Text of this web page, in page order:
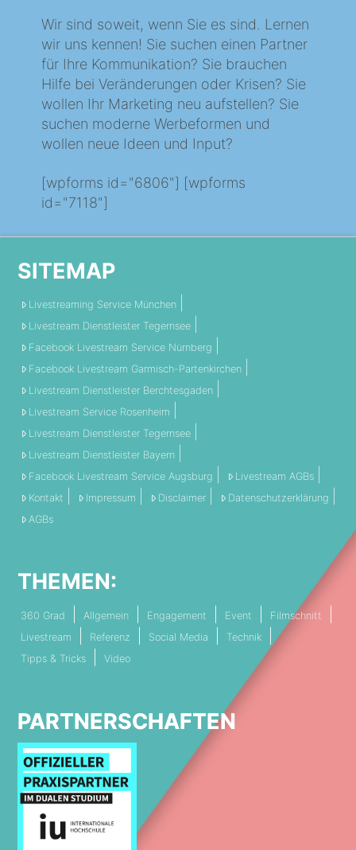
Wir sind soweit, wenn Sie es sind. Lernen
wir uns kennen! Sie suchen einen Partner
für Ihre Kommunikation? Sie brauchen
Hilfe bei Veränderungen oder Krisen? Sie
wollen Ihr Marketing neu aufstellen? Sie
suchen moderne Werbeformen und
wollen neue Ideen und Input?
[wpforms id="6806"] [wpforms
id="7118"]
SITEMAP
Livestreaming Service München
Livestream Dienstleister Tegernsee
Facebook Livestream Service Nürnberg
Facebook Livestream Garmisch-Partenkirchen
Livestream Dienstleister Berchtesgaden
Livestream Service Rosenheim
Livestream Dienstleister Tegernsee
Livestream Dienstleister Bayern
Facebook Livestream Service Augsburg
Livestream AGBs
Kontakt
Impressum Disclaimer
Datenschutzerklärung
AGBs
THEMEN:
360 Grad Allgemein Engagement Event
Filmschnitt
Livestream
Referenz Social Media
Technik
Tipps & Tricks
Video
PARTNERSCHAFTEN